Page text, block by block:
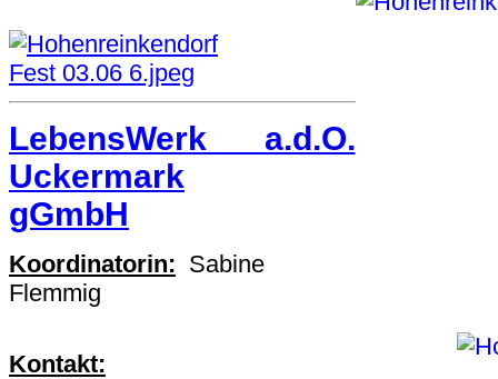
LebensWerk a.d.O.
Uckermark
gGmbH
Koordinatorin: Sabine
Flemmig
Kontakt: